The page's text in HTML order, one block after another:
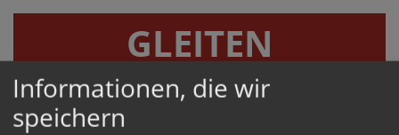
GLEITEN
GERÄUSCHHEMMEND UND BODENSCHONEND
Informationen, die wir
speichern